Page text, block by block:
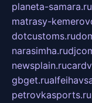
planeta-samara.ru
matrasy-
dotcustoms.ru
narasimha.ru
newsplain.ru
gbget.ru
petrovkasports.ru